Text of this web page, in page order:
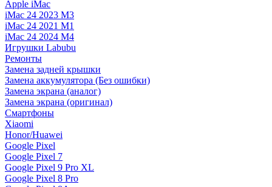
Apple iMac
iMac 24 2023 M3
iMac 24 2021 M1
iMac 24 2024 M4
Игрушки Labubu
Ремонты
Замена задней крышки
Замена аккумулятора (Без ошибки)
Замена экрана (аналог)
Замена экрана (оригинал)
Смартфоны
Xiaomi
Honor/Huawei
Google Pixel
Google Pixel 7
Google Pixel 9 Pro XL
Google Pixel 8 Pro